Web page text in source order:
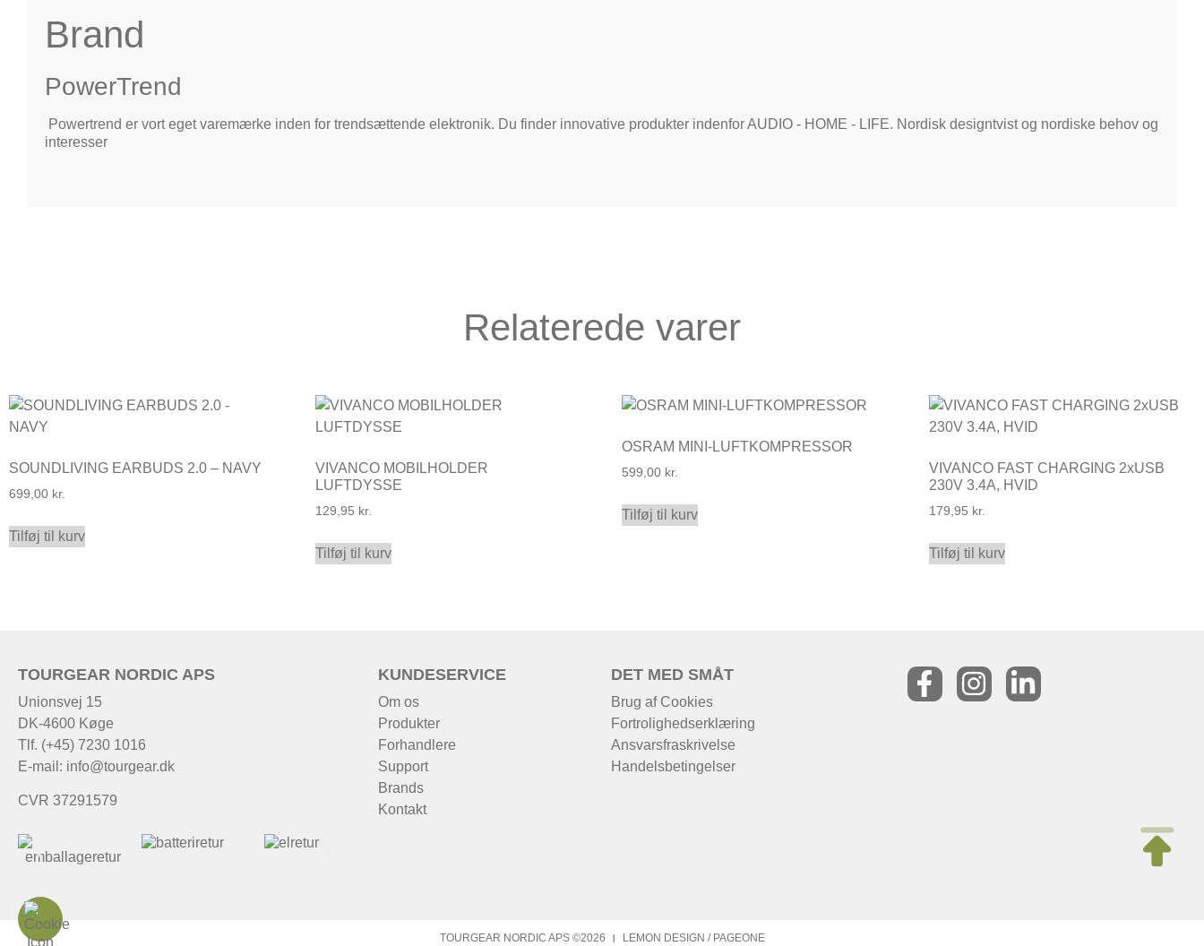
Brand
PowerTrend
Powertrend er vort eget varemærke inden for trendsættende elektronik. Du finder innovative produkter indenfor AUDIO - HOME - LIFE. Nordisk designtvist og nordiske behov og
interesser
Relaterede varer
SOUNDLIVING EARBUDS 2.0 – NAVY
699,00 kr.
Tilføj til kurv
VIVANCO MOBILHOLDER
LUFTDYSSE
129,95 kr.
Tilføj til kurv
OSRAM MINI-LUFTKOMPRESSOR
599,00 kr.
Tilføj til kurv
VIVANCO FAST CHARGING 2xUSB
230V 3.4A, HVID
179,95 kr.
Tilføj til kurv
TOURGEAR NORDIC APS
Unionsvej 15
DK-4600 Køge
Tlf. (+45) 7230 1016
E-mail: info@tourgear.dk
CVR 37291579
KUNDESERVICE
Om os
Produkter
Forhandlere
Support
Brands
Kontakt
DET MED SMÅT
Brug af Cookies
Fortrolighedserklæring
Ansvarsfraskrivelse
Handelsbetingelser
TOURGEAR NORDIC APS ©2026 LEMON DESIGN / PAGEONE